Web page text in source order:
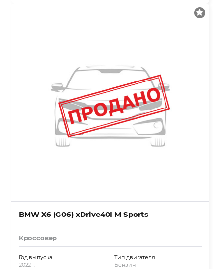
BMW X6 (G06) xDrive40I M Sports
Кроссовер
Год выпуска
2022 г.
Тип двигателя
Бензин